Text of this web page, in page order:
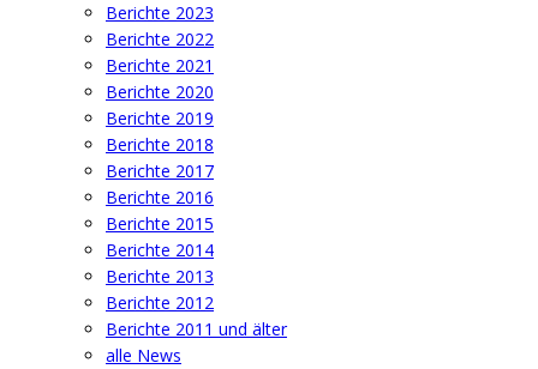
Berichte 2023
Berichte 2022
Berichte 2021
Berichte 2020
Berichte 2019
Berichte 2018
Berichte 2017
Berichte 2016
Berichte 2015
Berichte 2014
Berichte 2013
Berichte 2012
Berichte 2011 und älter
alle News